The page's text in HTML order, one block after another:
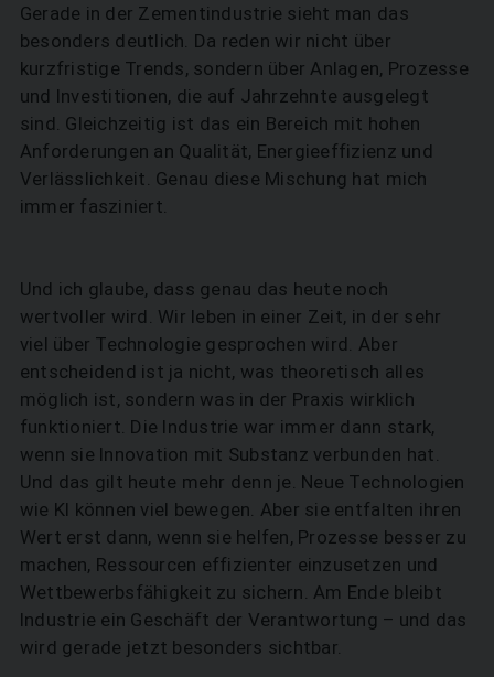
Gerade in der Zementindustrie sieht man das
besonders deutlich. Da reden wir nicht über
kurzfristige Trends, sondern über Anlagen, Prozesse
und Investitionen, die auf Jahrzehnte ausgelegt
sind. Gleichzeitig ist das ein Bereich mit hohen
Anforderungen an Qualität, Energieeffizienz und
Verlässlichkeit. Genau diese Mischung hat mich
immer fasziniert.
Und ich glaube, dass genau das heute noch
wertvoller wird. Wir leben in einer Zeit, in der sehr
viel über Technologie gesprochen wird. Aber
entscheidend ist ja nicht, was theoretisch alles
möglich ist, sondern was in der Praxis wirklich
funktioniert. Die Industrie war immer dann stark,
wenn sie Innovation mit Substanz verbunden hat.
Und das gilt heute mehr denn je. Neue Technologien
wie KI können viel bewegen. Aber sie entfalten ihren
Wert erst dann, wenn sie helfen, Prozesse besser zu
machen, Ressourcen effizienter einzusetzen und
Wettbewerbsfähigkeit zu sichern. Am Ende bleibt
Industrie ein Geschäft der Verantwortung – und das
wird gerade jetzt besonders sichtbar.